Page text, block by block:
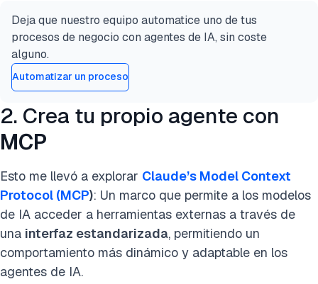
Deja que nuestro equipo automatice uno de tus
procesos de negocio con agentes de IA, sin coste
alguno.
Automatizar un proceso
2. Crea tu propio agente con
MCP
Esto me llevó a explorar Claude’s Model Context
Protocol (MCP): Un marco que permite a los modelos
de IA acceder a herramientas externas a través de
una interfaz estandarizada, permitiendo un
comportamiento más dinámico y adaptable en los
agentes de IA.